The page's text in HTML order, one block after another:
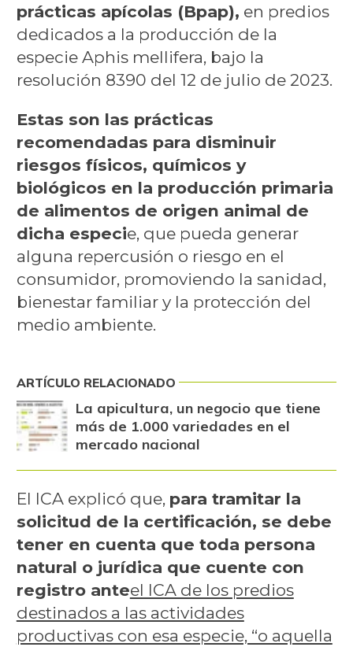
prácticas apícolas (Bpap), en predios
dedicados a la producción de la
especie Aphis mellifera, bajo la
resolución 8390 del 12 de julio de 2023.
Estas son las prácticas
recomendadas para disminuir
riesgos físicos, químicos y
biológicos en la producción primaria
de alimentos de origen animal de
dicha especie, que pueda generar
alguna repercusión o riesgo en el
consumidor, promoviendo la sanidad,
bienestar familiar y la protección del
medio ambiente.
ARTÍCULO RELACIONADO
La apicultura, un negocio que tiene
más de 1.000 variedades en el
mercado nacional
El ICA explicó que, para tramitar la
solicitud de la certificación, se debe
tener en cuenta que toda persona
natural o jurídica que cuente con
registro anteel ICA de los predios
destinados a las actividades
productivas con esa especie, “o aquella